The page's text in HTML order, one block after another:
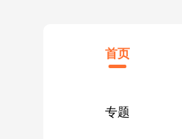
首页
专题